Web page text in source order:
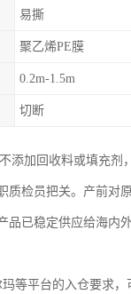
易撕
聚乙烯PE膜
0.2m-1.5m
切断
添加回收料或填充剂
检员把关。产前对
品已稳定供应给海内
等平台的入仓要求